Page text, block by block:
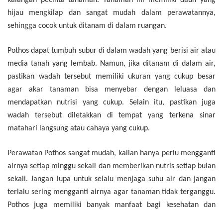
hijau mengkilap dan sangat mudah dalam perawatannya,
sehingga cocok untuk ditanam di dalam ruangan.
Pothos dapat tumbuh subur di dalam wadah yang berisi air atau
media tanah yang lembab. Namun, jika ditanam di dalam air,
pastikan wadah tersebut memiliki ukuran yang cukup besar
agar akar tanaman bisa menyebar dengan leluasa dan
mendapatkan nutrisi yang cukup. Selain itu, pastikan juga
wadah tersebut diletakkan di tempat yang terkena sinar
matahari langsung atau cahaya yang cukup.
Perawatan Pothos sangat mudah, kalian hanya perlu mengganti
airnya setiap minggu sekali dan memberikan nutris setiap bulan
sekali. Jangan lupa untuk selalu menjaga suhu air dan jangan
terlalu sering mengganti airnya agar tanaman tidak terganggu.
Pothos juga memiliki banyak manfaat bagi kesehatan dan